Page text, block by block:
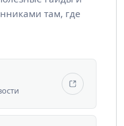
там, где